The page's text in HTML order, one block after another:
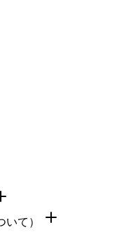
いて）